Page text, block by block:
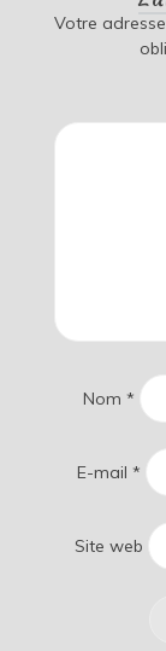
Votre
Nom *
E-mail *
Site web